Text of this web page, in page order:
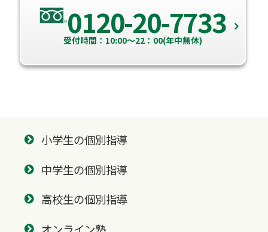
0120-20-7733
受付時間：10:00～22：00(年中無休)
小学生の個別指導
中学生の個別指導
高校生の個別指導
オンライン塾